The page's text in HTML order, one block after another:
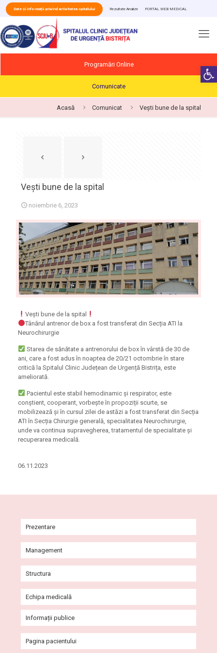
Date și informații privind activitatea spitalului Rezultate Analize PORTAL WEB MEDICAL
Programări Online
Comunicate
Acasă Comunicat Vești bune de la spital
Vești bune de la spital
noiembrie 6, 2023
Vești bune de la spital
Tânărul antrenor de box a fost transferat din Secția ATI la
Neurochirurgie
Starea de sănătate a antrenorului de box în vârstă de 30 de
ani, care a fost adus în noaptea de 20/21 octombrie în stare
critică la Spitalul Clinic Județean de Urgență Bistrița, este
ameliorată.
Pacientul este stabil hemodinamic și respirator, este
conștient, cooperant, vorbește în propoziții scurte, se
mobilizează și în cursul zilei de astăzi a fost transferat din Secția
ATI în Secția Chirurgie generală, specialitatea Neurochirurgie,
unde va continua supravegherea, tratamentul de specialitate și
recuperarea medicală.
06.11.2023
Prezentare
Misiune și viziune
Agenda conducerii
Galerie imagini
Programe
Certificate și acreditări
Management
Consiliul de Administrație
Consiliul de Etică
Structura
Cabinete Ambulatoriu
Secții
Alte cabinete
Echipa medicală
Informații publice
Pagina pacientului